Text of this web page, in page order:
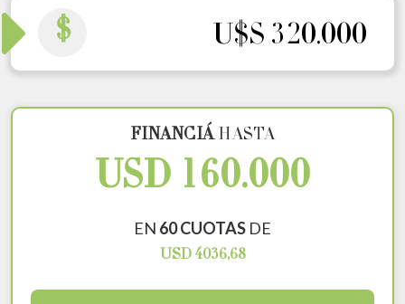
$ U$S 320.000
FINANCIÁHASTA
USD 160.000
EN 60 CUOTAS DE
USD 4036,68